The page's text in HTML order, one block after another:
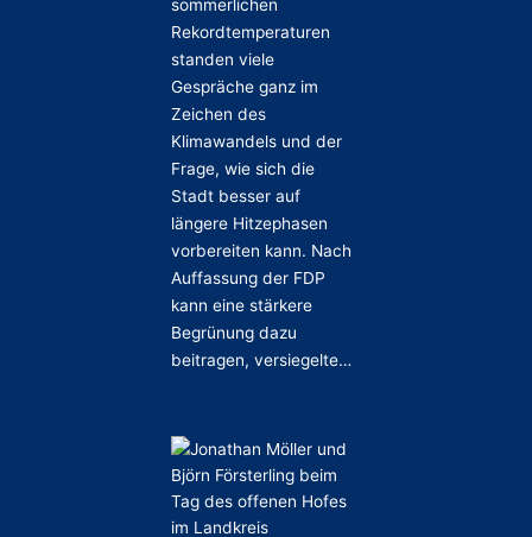
sommerlichen
Rekordtemperaturen
standen viele
Gespräche ganz im
Zeichen des
Klimawandels und der
Frage, wie sich die
Stadt besser auf
längere Hitzephasen
vorbereiten kann. Nach
Auffassung der FDP
kann eine stärkere
Begrünung dazu
beitragen, versiegelte…